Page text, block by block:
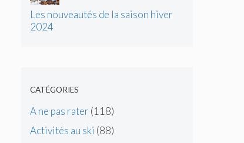
Les nouveautés de la saison hiver
2024
CATÉGORIES
A ne pas rater (118)
Activités au ski (88)